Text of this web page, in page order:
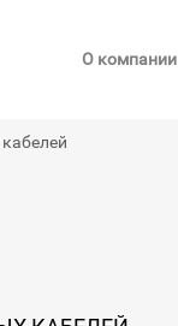
О компании